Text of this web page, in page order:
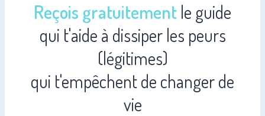
Reçois gratuitement le guide
qui t'aide à dissiper les peurs
(légitimes)
qui t'empêchent de changer de
vie